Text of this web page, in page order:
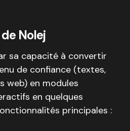
Nolej
sa capacité à convertir
de confiance (textes,
web) en modules
en quelques
principales :